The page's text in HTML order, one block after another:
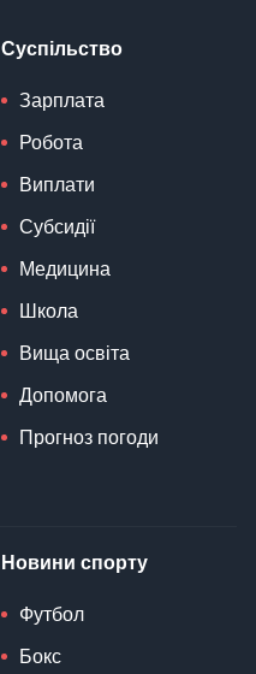
Суспільство
Зарплата
Робота
Виплати
Субсидії
Медицина
Школа
Вища освіта
Допомога
Прогноз погоди
Новини спорту
Футбол
Бокс